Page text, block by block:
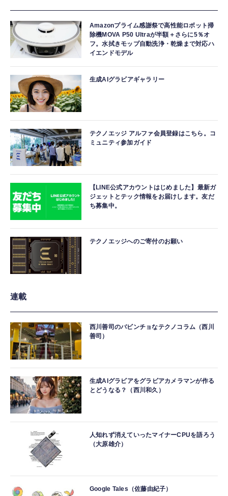
Amazonプライム感謝祭で高性能ロボット掃
除機MOVA P50 Ultraが半額＋さらに5％オ
フ。水拭きモップ自動洗浄・乾燥まで対応ハ
イエンドモデル
生成AIグラビアギャラリー
テクノエッジ アルファ会員登録はこちら。コ
ミュニティ参加ガイド
【LINE公式アカウントはじめました】最新ガ
ジェットとテック情報をお届けします。友だ
ち募集中。
テクノエッジへのご寄付のお願い
連載
西川善司のバビンチョなテクノコラム（西川
善司）
生成AIグラビアをグラビアカメラマンが作る
とどうなる？（西川和久）
人知れず消えていったマイナーCPUを語ろう
（大原雄介）
Google Tales（佐藤由紀子）